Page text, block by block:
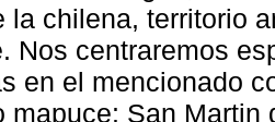
la chilena, territorio
Nos centraremos
en el mencionado
mapuce: San